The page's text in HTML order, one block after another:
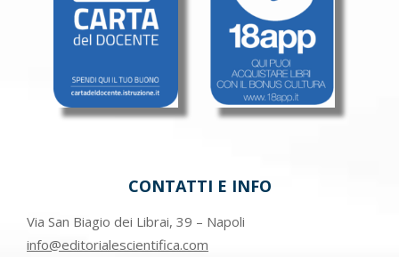
CONTATTI E INFO
Via San Biagio dei Librai, 39 – Napoli
info@editorialescientifica.com